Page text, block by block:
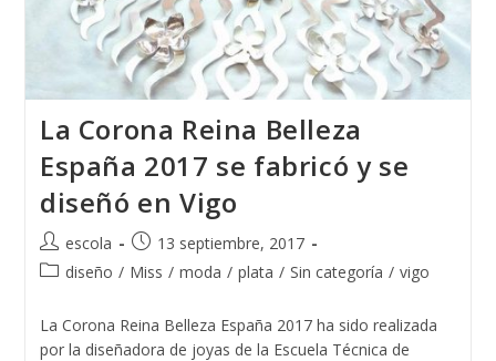
La Corona Reina Belleza
España 2017 se fabricó y se
diseñó en Vigo
Autor
de
escola
Publicación
de
13 septiembre, 2017
Categoría
la
entrada:
diseño / Miss / moda / plata / Sin categoría / vigo
La Corona Reina Belleza España 2017 ha sido realizada
por la diseñadora de joyas de la Escuela Técnica de